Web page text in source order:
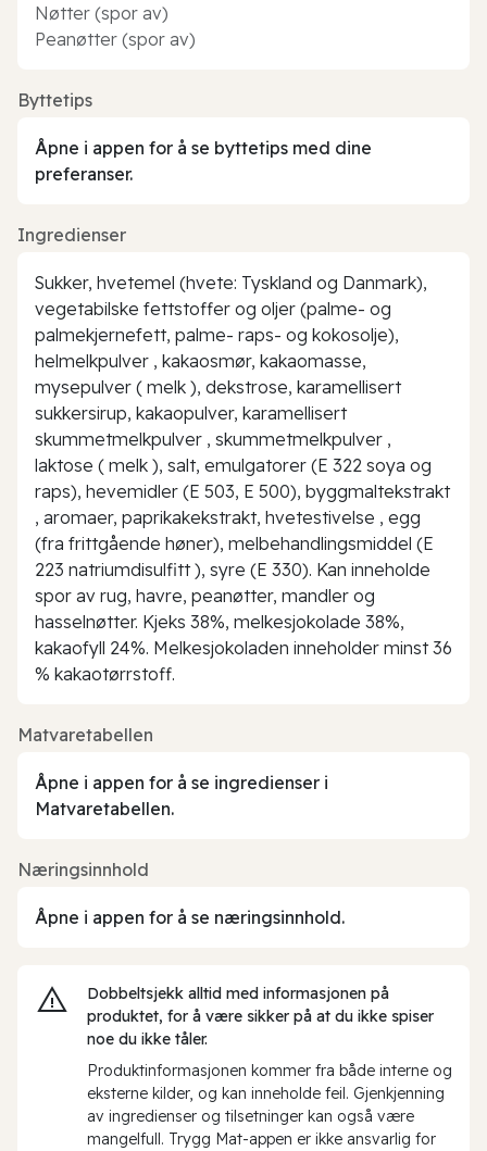
Nøtter (spor av)
Peanøtter (spor av)
Byttetips
Åpne i appen for å se byttetips med dine
preferanser.
Ingredienser
Sukker, hvetemel (hvete: Tyskland og Danmark),
vegetabilske fettstoffer og oljer (palme- og
palmekjernefett, palme- raps- og kokosolje),
helmelkpulver , kakaosmør, kakaomasse,
mysepulver ( melk ), dekstrose, karamellisert
sukkersirup, kakaopulver, karamellisert
skummetmelkpulver , skummetmelkpulver ,
laktose ( melk ), salt, emulgatorer (E 322 soya og
raps), hevemidler (E 503, E 500), byggmaltekstrakt
, aromaer, paprikakekstrakt, hvetestivelse , egg
(fra frittgående høner), melbehandlingsmiddel (E
223 natriumdisulfitt ), syre (E 330). Kan inneholde
spor av rug, havre, peanøtter, mandler og
hasselnøtter. Kjeks 38%, melkesjokolade 38%,
kakaofyll 24%. Melkesjokoladen inneholder minst 36
% kakaotørrstoff.
Matvaretabellen
Åpne i appen for å se ingredienser i
Matvaretabellen.
Næringsinnhold
Åpne i appen for å se næringsinnhold.
Dobbeltsjekk alltid med informasjonen på
produktet, for å være sikker på at du ikke spiser
noe du ikke tåler.
Produktinformasjonen kommer fra både interne og
eksterne kilder, og kan inneholde feil. Gjenkjenning
av ingredienser og tilsetninger kan også være
mangelfull. Trygg Mat-appen er ikke ansvarlig for